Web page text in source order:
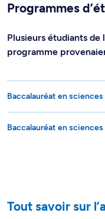
Programmes
Plusieurs étudiants de
programme
Baccalauréat en
Baccalauréat en
Tout savoir sur